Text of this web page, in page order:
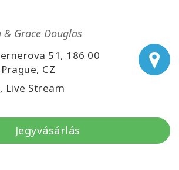
Grace Douglas
51, 186 00
CZ
Live Stream
Jegyvásárlás